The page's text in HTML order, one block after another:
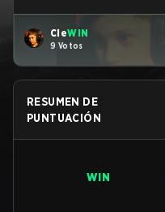
CleWIN
9 Votos
RESUMEN DE
PUNTUACIÓN
WIN